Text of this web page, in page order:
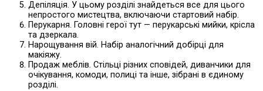
Депіляція. У цьому розділі знайдеться все для цього
непростого мистецтва, включаючи стартовий набір.
Перукарня. Головні герої тут — перукарські мийки, крісла
та дзеркала.
Нарощування вій. Набір аналогічний добірці для
макіяжу.
Продаж меблів. Стільці різних сповідей, диванчики для
очікування, комоди, полиці та інше, зібрані в єдиному
розділі.